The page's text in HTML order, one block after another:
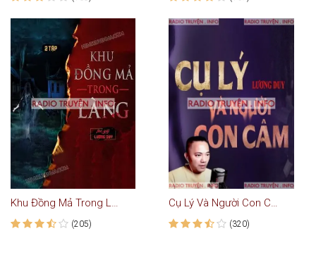
Khu Đồng Mả Trong Làng
(205)
Cụ Lý Và Người Con Câm
(320)